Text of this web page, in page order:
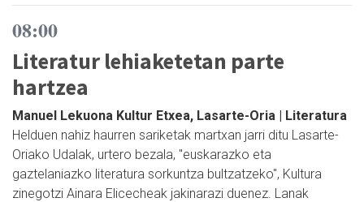
08:00
Literatur lehiaketetan parte
hartzea
Manuel Lekuona Kultur Etxea, Lasarte-Oria | Literatura
Helduen nahiz haurren sariketak martxan jarri ditu Lasarte-
Oriako Udalak, urtero bezala, "euskarazko eta
gaztelaniazko literatura sorkuntza bultzatzeko", Kultura
zinegotzi Ainara Elicecheak jakinarazi duenez. Lanak